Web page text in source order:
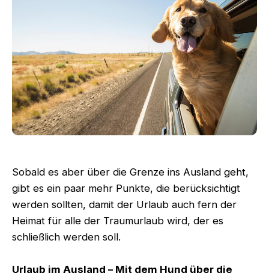
Sobald es aber über die Grenze ins Ausland geht,
gibt es ein paar mehr Punkte, die berücksichtigt
werden sollten, damit der Urlaub auch fern der
Heimat für alle der Traumurlaub wird, der es
schließlich werden soll.
Urlaub im Ausland – Mit dem Hund über die